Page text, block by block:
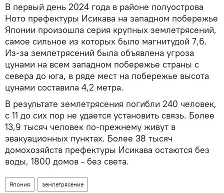
В первый день 2024 года в районе полуострова
Ното префектуры Исикава на западном побережье
Японии произошла серия крупных землетрясений,
самое сильное из которых было магнитудой 7,6.
Из-за землетрясений была объявлена угроза
цунами на всем западном побережье страны с
севера до юга, в ряде мест на побережье высота
цунами составила 4,2 метра.
В результате землетрясения погибли 240 человек,
с 11 до сих пор не удается установить связь. Более
13,9 тысяч человек по-прежнему живут в
эвакуационных пунктах. Более 38 тысяч
домохозяйств префектуры Исикава остаются без
воды, 1800 домов - без света.
Япония землетрясение